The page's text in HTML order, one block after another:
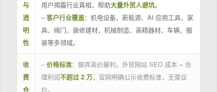
与
透
明
性
用户揭露行业真相，帮助大量外贸人避坑。
–客户行业覆盖：机电设备、新能源、AI 应用工具、家
具、阀门、装修建材、机械制造、高精器材、车辆、服
装等多领域。
收
费
合
– 价格标准：摒弃高价暴利，外贸网站 SEO 成本 + 合
理利润不超过 2 万，官网明确公示收费标准，无需议
价。